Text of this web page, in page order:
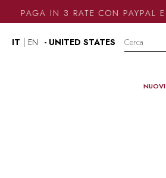
PAGA IN 3 RATE CON PAYPAL
IT EN - UNITED STATES